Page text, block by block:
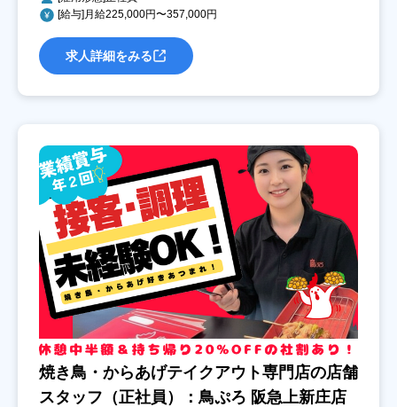
[給与]月給225,000円〜357,000円
求人詳細をみる
焼き鳥・からあげテイクアウト専門店の店舗
スタッフ（正社員）：鳥ぷろ 阪急上新庄店